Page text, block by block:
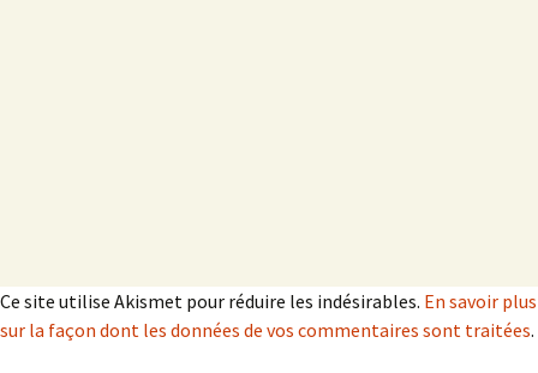
Ce site utilise Akismet pour réduire les indésirables. En savoir plus
sur la façon dont les données de vos commentaires sont traitées.